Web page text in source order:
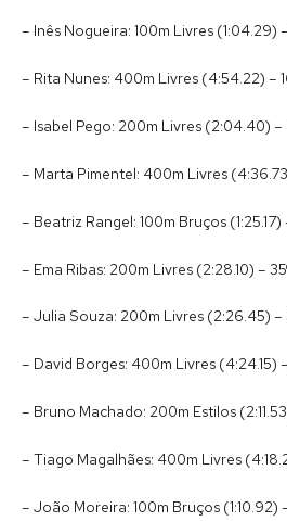
– Inês Nogueira: 100m Livres (1:04.29)
– Rita Nunes: 400m Livres (4:54.22) –
– Isabel Pego: 200m Livres (2:04.40) –
– Marta Pimentel: 400m Livres
– Beatriz Rangel: 100m Bruços (1:25.17)
– Ema Ribas: 200m Livres (2:28.10) –
– Julia Souza: 200m Livres (2:26.45) –
– David Borges: 400m Livres (4:24.15)
– Bruno Machado: 200m Estilos
– Tiago Magalhães: 400m Livres
– João Moreira: 100m Bruços (1:10.92)